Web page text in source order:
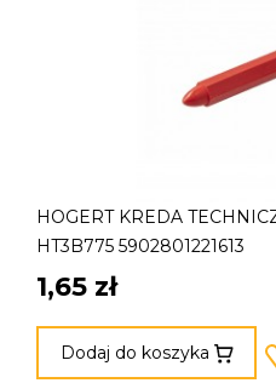
HOGERT KREDA
HT3B775 5902801221613
1,65 zł
Dodaj do koszyka